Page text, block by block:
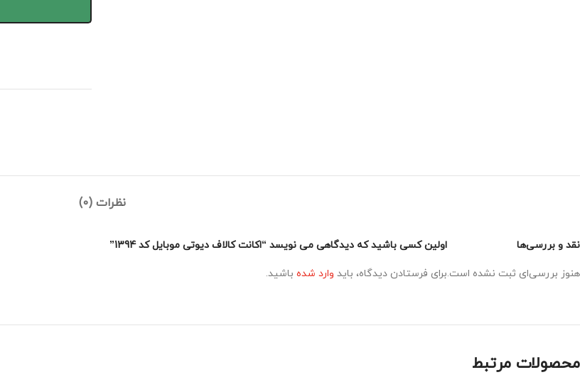
نظرات (0)
نقد و بررسی‌ها
هنوز بررسی‌ای ثبت نشده است.
اولین کسی باشید که دیدگاهی می نویسد “اکانت کالاف دیوتی موبایل کد 1394”
برای فرستادن دیدگاه، باید وارد شده باشید.
محصولات مرتبط